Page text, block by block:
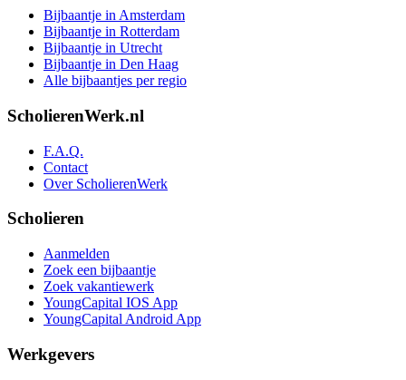
Bijbaantje in Amsterdam
Bijbaantje in Rotterdam
Bijbaantje in Utrecht
Bijbaantje in Den Haag
Alle bijbaantjes per regio
ScholierenWerk.nl
F.A.Q.
Contact
Over ScholierenWerk
Scholieren
Aanmelden
Zoek een bijbaantje
Zoek vakantiewerk
YoungCapital IOS App
YoungCapital Android App
Werkgevers